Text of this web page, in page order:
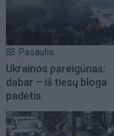
Pasaulis
Ukrainos pareigūnas:
dabar – iš tiesų bloga
padėtis